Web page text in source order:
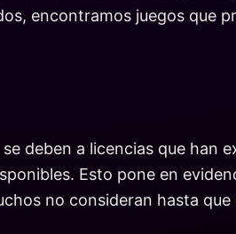
encontramos juegos que
deben a licencias que han
Esto pone en
no consideran hasta